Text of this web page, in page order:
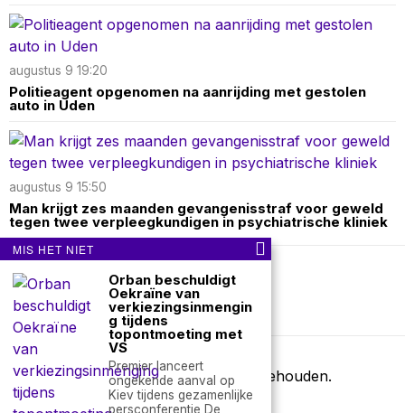
augustus 9 19:20
Politieagent opgenomen na aanrijding met gestolen
auto in Uden
augustus 9 15:50
Man krijgt zes maanden gevangenisstraf voor geweld
tegen twee verpleegkundigen in psychiatrische kliniek
Over ons Contact
nieuwsimpuls.online
©2026- Alle rechten voorbehouden.
nieuwsimpuls.online
MIS HET NIET
Orban beschuldigt
Oekraïne van
verkiezingsinmengin
g tijdens
topontmoeting met
VS
Premier lanceert
ongekende aanval op
Kiev tijdens gezamenlijke
persconferentie De